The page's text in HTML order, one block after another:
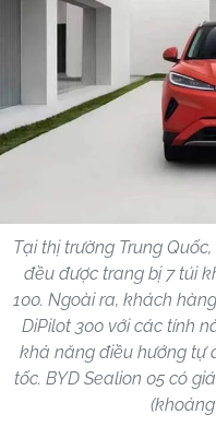
Tại thị trường Trung
đều được trang bị 7 túi
100. Ngoài ra, khách
DiPilot 300 với các tính
khả năng điều hướng tự
tốc. BYD Sealion 05 có